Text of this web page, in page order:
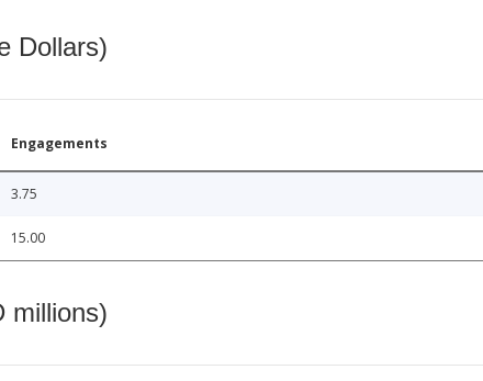
Dollars)
Engagements
3.75
15.00
millions)